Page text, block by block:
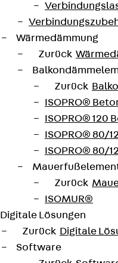
Wärmedämmung
Zurück
Zurück
ISOPRO®
ISOPRO® 120
ISOPRO® 80/
ISOPRO® 80/
Zurück
ISOMUR®
Digitale Lösungen
Zurück Digitale
Software